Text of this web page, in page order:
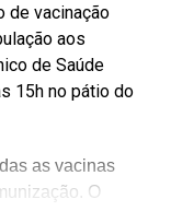
de vacinação
aos
de Saúde
15h no pátio do
as vacinas
O